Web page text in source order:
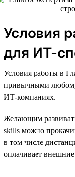
Условия
для ИТ-
Условия работы в
привычными
ИТ-компаниях.
Желающим
skills можно
в том числе
оплачивает